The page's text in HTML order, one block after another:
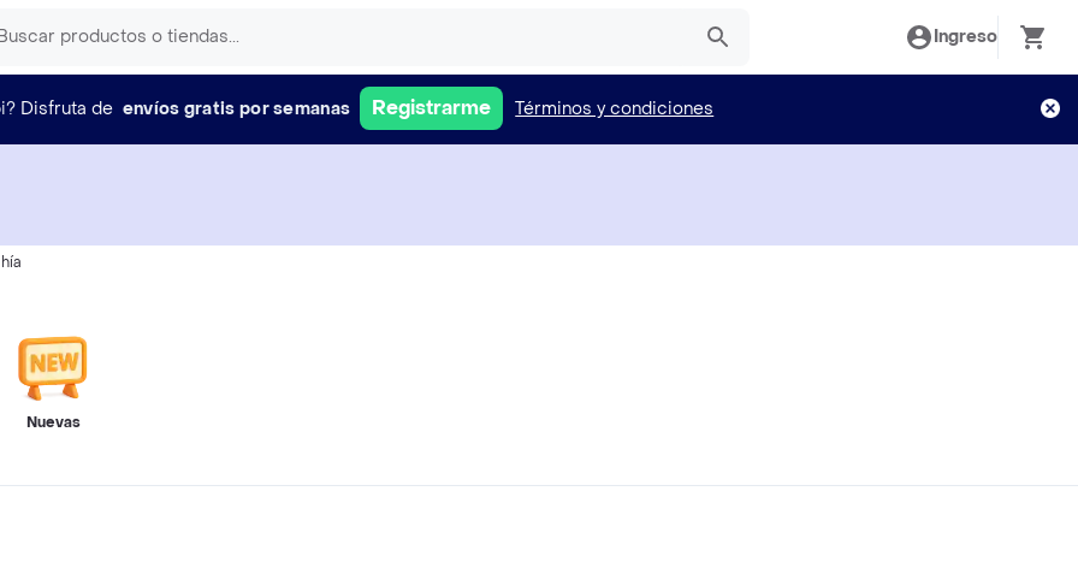
Ingreso
Disfruta de envíos gratis por semanas Registrarme Términos y condiciones
Nuevas